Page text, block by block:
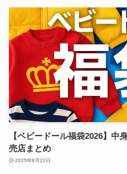
【ベビードール福袋2026】中
売店まとめ
2025年8月22日